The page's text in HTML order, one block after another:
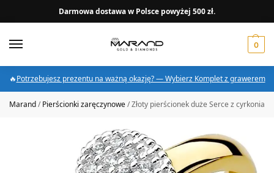
Darmowa dostawa w Polsce powyżej 500 zł.
0
🔥Potrzebujesz prezentu na ważną okazję? — Wybierz Komplet z grawerem
Marand/Pierścionki zaręczynowe/Złoty pierścionek duże Serce z cyrkoniami